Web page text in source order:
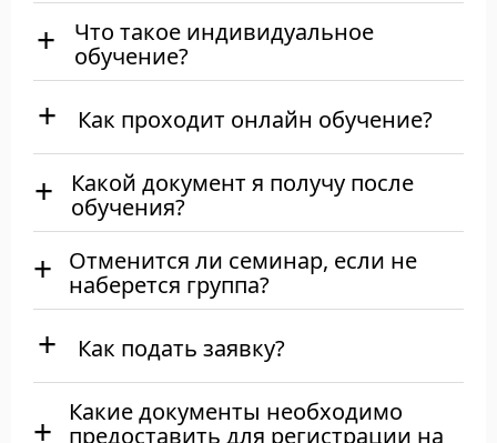
Что такое индивидуальное
обучение?
Как проходит онлайн обучение?
Какой документ я получу после
обучения?
Отменится ли семинар, если не
наберется группа?
Как подать заявку?
Какие документы необходимо
предоставить для регистрации на